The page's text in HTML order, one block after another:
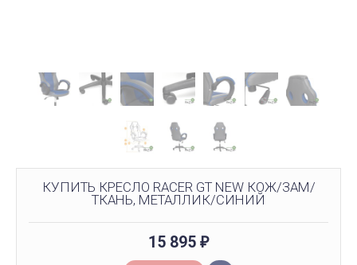
КУПИТЬ КРЕСЛО RACER GT NEW КОЖ/ЗАМ/
ТКАНЬ, МЕТАЛЛИК/СИНИЙ
15 895 ₽